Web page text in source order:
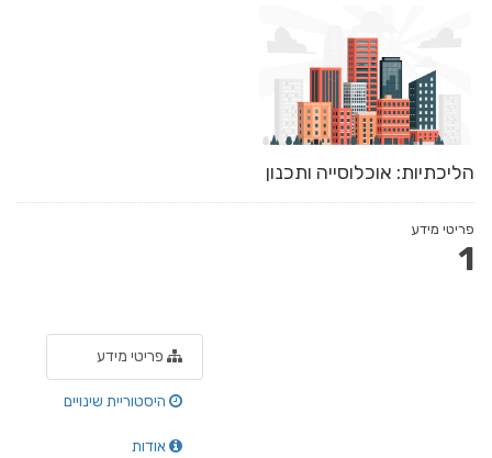
הליכתיות: אוכלוסייה ותכנון
פריטי מידע
1
פריטי מידע
היסטוריית שינויים
אודות